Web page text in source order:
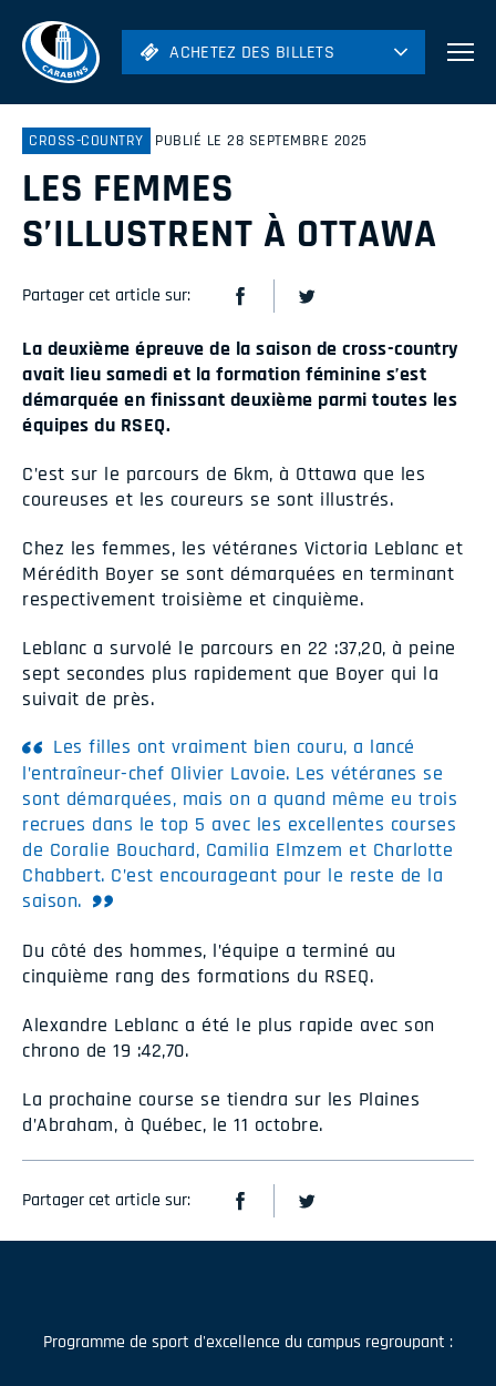
ACHETEZ DES BILLETS
Hockey
Soccer
Rugby
ACHETEZ DES BILLETS
CROSS-COUNTRY PUBLIÉ LE 28 SEPTEMBRE 2025
LES FEMMES
S’ILLUSTRENT À OTTAWA
Partager cet article sur:
La deuxième épreuve de la saison de cross-country
avait lieu samedi et la formation féminine s’est
démarquée en finissant deuxième parmi toutes les
équipes du RSEQ.
C’est sur le parcours de 6km, à Ottawa que les
coureuses et les coureurs se sont illustrés.
Chez les femmes, les vétéranes Victoria Leblanc et
Mérédith Boyer se sont démarquées en terminant
respectivement troisième et cinquième.
Leblanc a survolé le parcours en 22 :37,20, à peine
sept secondes plus rapidement que Boyer qui la
suivait de près.
Les filles ont vraiment bien couru, a lancé
l’entraîneur-chef Olivier Lavoie. Les vétéranes se
sont démarquées, mais on a quand même eu trois
recrues dans le top 5 avec les excellentes courses
de Coralie Bouchard, Camilia Elmzem et Charlotte
Chabbert. C’est encourageant pour le reste de la
saison.
Du côté des hommes, l’équipe a terminé au
cinquième rang des formations du RSEQ.
Alexandre Leblanc a été le plus rapide avec son
chrono de 19 :42,70.
La prochaine course se tiendra sur les Plaines
d’Abraham, à Québec, le 11 octobre.
Partager cet article sur:
Programme de sport d'excellence du campus regroupant :